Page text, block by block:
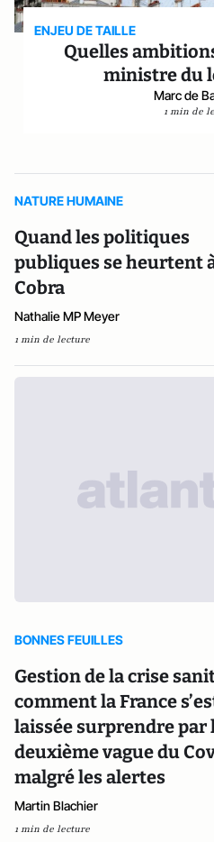
ENJEU DE TAILLE
Quelles
ministre du
Marc de
1 min de
NATURE HUMAINE
Quand les politiques
publiques se heurtent
Cobra
Nathalie MP Meyer
1 min de lecture
BONNES FEUILLES
Gestion de la crise
comment la France
laissée surprendre par
deuxième vague du
malgré les alertes
Martin Blachier
1 min de lecture